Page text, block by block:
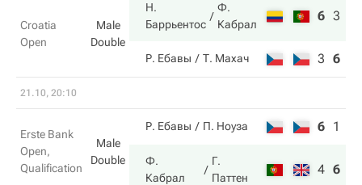
Croatia
Open
Male
Double
Н.
Баррьентос
Ф.
Кабрал
6 3
Р. Ебавы Т. Махач 3 6
21.10, 20:10
Erste Bank
Open,
Qualification
Male
Double
Р. Ебавы П. Ноуза 6 1
Ф.
Кабрал
Г.
Паттен
4 6